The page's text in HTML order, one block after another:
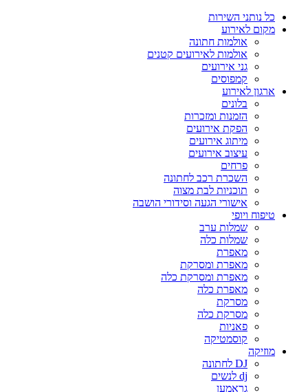
כל נותני השירות
מקום לאירוע
אולמות חתונה
אולמות לאירועים קטנים
גני אירועים
קמפוסים
ארגון לאירוע
בלונים
הזמנות ומזכרות
הפקת אירועים
מיתוג אירועים
עיצוב אירועים
פרחים
השכרת רכב לחתונה
תוכניות לבת מצוה
אישורי הגעה וסידורי הושבה
טיפוח ויופי
שמלות ערב
שמלות כלה
מאפרת
מאפרת ומסרקת
מאפרת ומסרקת כלה
מאפרת כלה
מסרקת
מסרקת כלה
פאניות
קוסמטיקה
מוזיקה
DJ לחתונה
dj לנשים
גראמען